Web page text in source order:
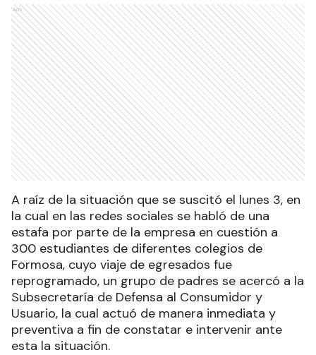
Ads
A raíz de la situación que se suscitó el lunes 3, en
la cual en las redes sociales se habló de una
estafa por parte de la empresa en cuestión a
300 estudiantes de diferentes colegios de
Formosa, cuyo viaje de egresados fue
reprogramado, un grupo de padres se acercó a la
Subsecretaría de Defensa al Consumidor y
Usuario, la cual actuó de manera inmediata y
preventiva a fin de constatar e intervenir ante
esta la situación.